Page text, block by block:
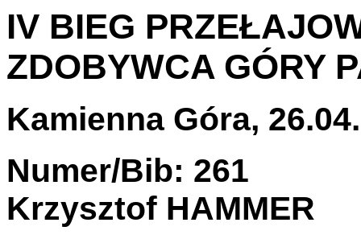
IV BIEG
ZDOBYWCA GÓRY
Kamienna Góra,
Numer/Bib: 261
Krzysztof HAMMER